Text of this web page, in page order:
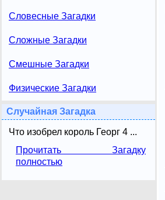
Словесные Загадки
Сложные Загадки
Смешные Загадки
Физические Загадки
Случайная Загадка
Что изобрел король Георг 4 ...
Прочитать Загадку
полностью